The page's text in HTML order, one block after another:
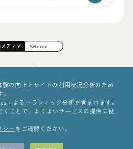
©2025 Sinc Inc.
メディア SB.com
の向上とサイトの利用状況分析のため
によるトラフィック分析が含まれます。
くことで、よりよいサービスの提供に役
シー をご確認ください。